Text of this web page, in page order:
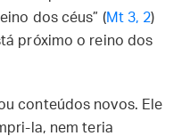
dos céus” (Mt 3, 2)
próximo o reino dos
conteúdos novos. Ele
la, nem teria